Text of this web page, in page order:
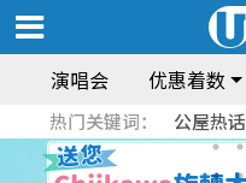
演唱会 优惠着数
热门关键词： 公屋热话